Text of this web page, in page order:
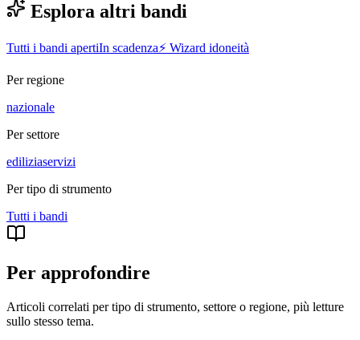
Esplora altri bandi
Tutti i bandi apertiIn scadenza⚡ Wizard idoneità
Per regione
nazionale
Per settore
ediliziaservizi
Per tipo di strumento
Tutti i bandi
Per approfondire
Articoli correlati per tipo di strumento, settore o regione, più letture
sullo stesso tema.